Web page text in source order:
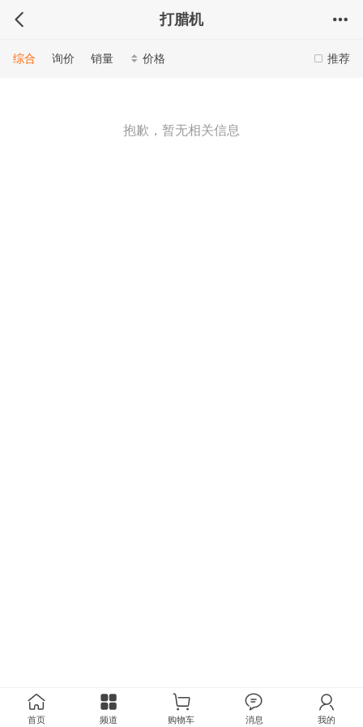
打腊机
推荐
综合 询价 销量 价格
抱歉，暂无相关信息
首页 频道 购物车 消息 我的